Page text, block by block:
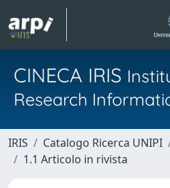
CINECA IRIS
Research
IRIS Catalogo Ricerca UNIPI
1.1 Articolo in rivista